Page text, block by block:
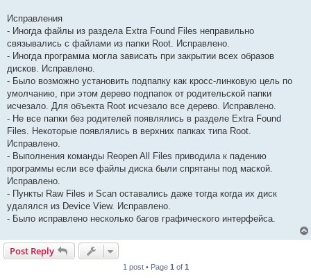
Исправления
- Иногда файлы из раздела Extra Found Files неправильно
связывались с файлами из папки Root. Исправлено.
- Иногда программа могла зависать при закрытии всех образов
дисков. Исправлено.
- Было возможно установить подпапку как кросс-линковую цель по
умолчанию, при этом дерево подпапок от родительской папки
исчезало. Для объекта Root исчезало все дерево. Исправлено.
- Не все папки без родителей появлялись в разделе Extra Found
Files. Некоторые появлялись в верхних папках типа Root.
Исправлено.
- Выполнения команды Reopen All Files приводила к падению
программы если все файлы диска были спрятаны под маской.
Исправлено.
- Пункты Raw Files и Scan оставались даже тогда когда их диск
удалялся из Device View. Исправлено.
- Было исправлено несколько багов графического интерфейса.
Post Reply
1 post • Page 1 of 1